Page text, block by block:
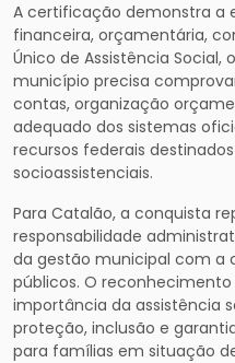
A certificação demonstra a
financeira, orçamentária,
Único de Assistência Social,
município precisa
contas, organização
adequado dos sistemas
recursos federais
socioassistenciais.
Para Catalão, a conquista
responsabilidade
da gestão municipal com a
públicos. O
importância da assistência
proteção, inclusão e
para famílias em situação